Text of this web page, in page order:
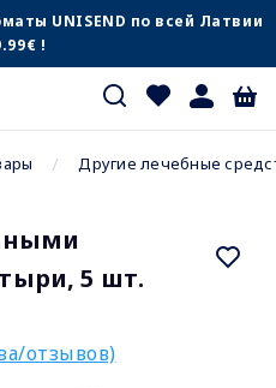
UNISEND по всей Латвии
!
Другие лечебные
5 шт.
отзывов)